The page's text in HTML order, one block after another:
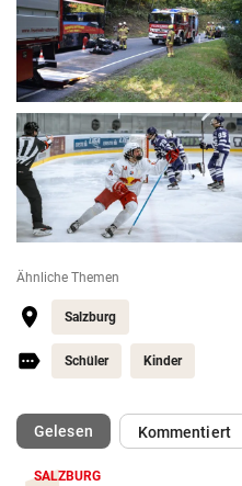
Ähnliche Themen
Salzburg
Schüler Kinder
Gelesen(ausgewählt)Kommentiert
SALZBURG